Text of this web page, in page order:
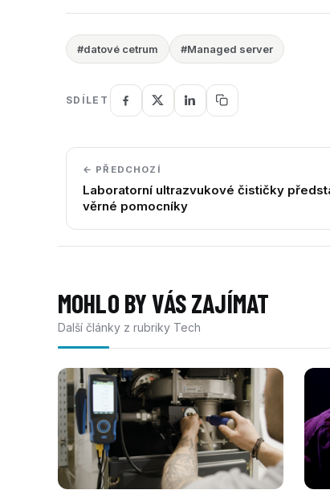
#datové cetrum #Managed server
SDÍLET
← PŘEDCHOZÍ
Laboratorní ultrazvukové čističky
věrné pomocníky
MOHLO BY VÁS ZAJÍMAT
Další články z rubriky Tech